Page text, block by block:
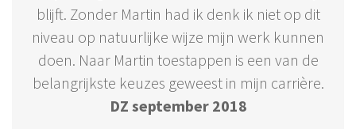
blijft. Zonder Martin had ik denk ik niet op dit
niveau op natuurlijke wijze mijn werk kunnen
doen. Naar Martin toestappen is een van de
belangrijkste keuzes geweest in mijn carrière.
DZ september 2018